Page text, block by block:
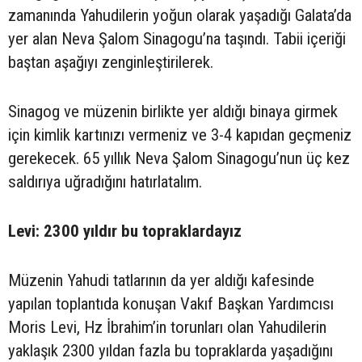
zamanında Yahudilerin yoğun olarak yaşadığı Galata’da
yer alan Neva Şalom Sinagogu’na taşındı. Tabii içeriği
baştan aşağıyı zenginleştirilerek.
Sinagog ve müzenin birlikte yer aldığı binaya girmek
için kimlik kartınızı vermeniz ve 3-4 kapıdan geçmeniz
gerekecek. 65 yıllık Neva Şalom Sinagogu’nun üç kez
saldırıya uğradığını hatırlatalım.
Levi: 2300 yıldır bu topraklardayız
Müzenin Yahudi tatlarının da yer aldığı kafesinde
yapılan toplantıda konuşan Vakıf Başkan Yardımcısı
Moris Levi, Hz İbrahim’in torunları olan Yahudilerin
yaklaşık 2300 yıldan fazla bu topraklarda yaşadığını